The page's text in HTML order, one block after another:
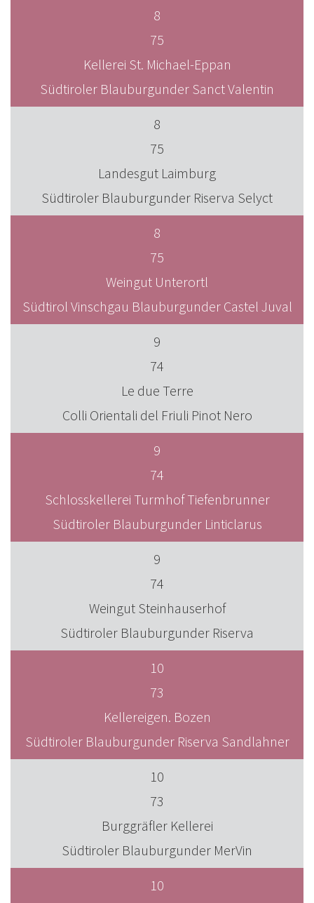
8
75
Kellerei St. Michael-Eppan
Südtiroler Blauburgunder Sanct Valentin
8
75
Landesgut Laimburg
Südtiroler Blauburgunder Riserva Selyct
8
75
Weingut Unterortl
Südtirol Vinschgau Blauburgunder Castel Juval
9
74
Le due Terre
Colli Orientali del Friuli Pinot Nero
9
74
Schlosskellerei Turmhof Tiefenbrunner
Südtiroler Blauburgunder Linticlarus
9
74
Weingut Steinhauserhof
Südtiroler Blauburgunder Riserva
10
73
Kellereigen. Bozen
Südtiroler Blauburgunder Riserva Sandlahner
10
73
Burggräfler Kellerei
Südtiroler Blauburgunder MerVin
10